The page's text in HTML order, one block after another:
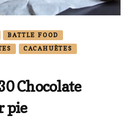
BATTLE FOOD
CACAHUÈTES
Chocolate
pie